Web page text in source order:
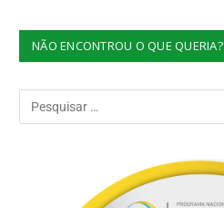
NÃO ENCONTROU O QUE QUERIA?